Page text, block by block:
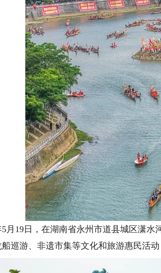
19日，在湖南省永州市道县城区潇水
巡游、非遗市集等文化和旅游惠民活